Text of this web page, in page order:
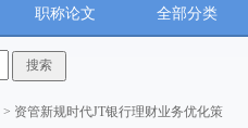
职称论文 全部分类
> 资管新规时代JT银行理财业务优化策